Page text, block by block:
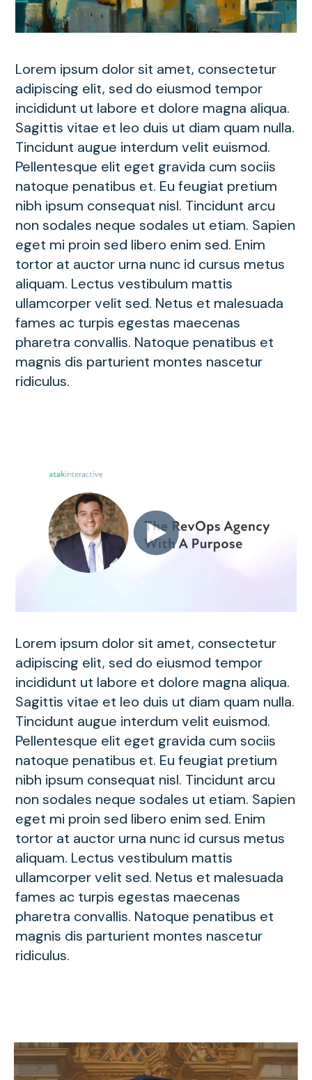
Lorem ipsum dolor sit amet, consectetur
adipiscing elit, sed do eiusmod tempor
incididunt ut labore et dolore magna aliqua.
Sagittis vitae et leo duis ut diam quam nulla.
Tincidunt augue interdum velit euismod.
Pellentesque elit eget gravida cum sociis
natoque penatibus et. Eu feugiat pretium
nibh ipsum consequat nisl. Tincidunt arcu
non sodales neque sodales ut etiam. Sapien
eget mi proin sed libero enim sed. Enim
tortor at auctor urna nunc id cursus metus
aliquam. Lectus vestibulum mattis
ullamcorper velit sed. Netus et malesuada
fames ac turpis egestas maecenas
pharetra convallis. Natoque penatibus et
magnis dis parturient montes nascetur
ridiculus.
Lorem ipsum dolor sit amet, consectetur
adipiscing elit, sed do eiusmod tempor
incididunt ut labore et dolore magna aliqua.
Sagittis vitae et leo duis ut diam quam nulla.
Tincidunt augue interdum velit euismod.
Pellentesque elit eget gravida cum sociis
natoque penatibus et. Eu feugiat pretium
nibh ipsum consequat nisl. Tincidunt arcu
non sodales neque sodales ut etiam. Sapien
eget mi proin sed libero enim sed. Enim
tortor at auctor urna nunc id cursus metus
aliquam. Lectus vestibulum mattis
ullamcorper velit sed. Netus et malesuada
fames ac turpis egestas maecenas
pharetra convallis. Natoque penatibus et
magnis dis parturient montes nascetur
ridiculus.